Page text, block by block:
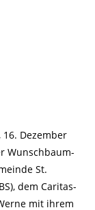
Dezember
Wunschbaum-
St.
dem Caritas-
mit ihrem